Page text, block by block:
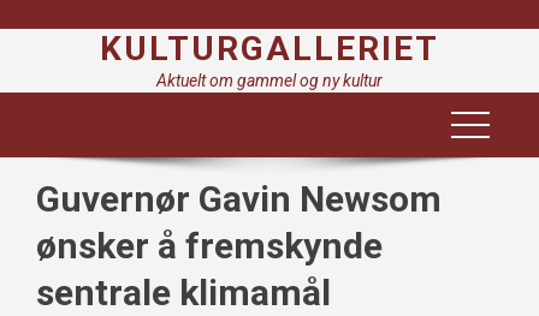
KULTURGALLERIET
Aktuelt om gammel og ny kultur
Guvernør Gavin Newsom
ønsker å fremskynde
sentrale klimamål